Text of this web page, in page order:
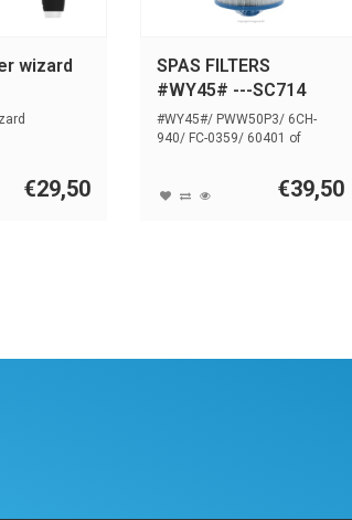
wizard
€29,50
SPAS FILTERS
#WY45# ---SC714
#WY45#/ PWW50P3/ 6CH-
940/ FC-0359/ 60401 of
€39,50